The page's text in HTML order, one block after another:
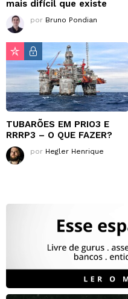
mais difícil que existe
por Bruno Pondian
TUBARÕES EM PRIO3 E
RRRP3 – O QUE FAZER?
por Hegler Henrique